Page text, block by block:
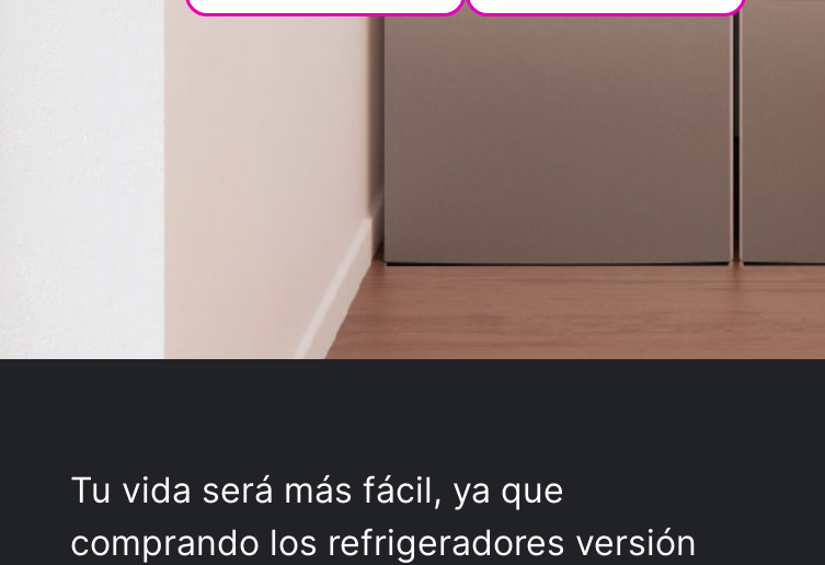
Tu vida será más fácil, ya que
comprando los refrigeradores versión